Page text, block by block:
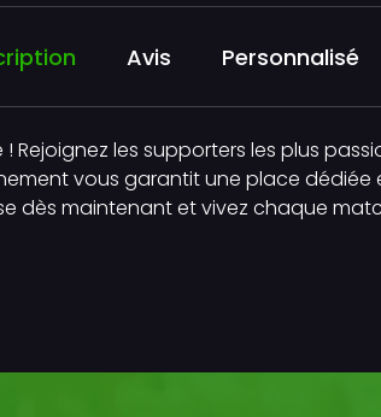
Avis Personnalisé
Rejoignez les supporters les plus
vous garantit une place
dès maintenant et vivez chaque